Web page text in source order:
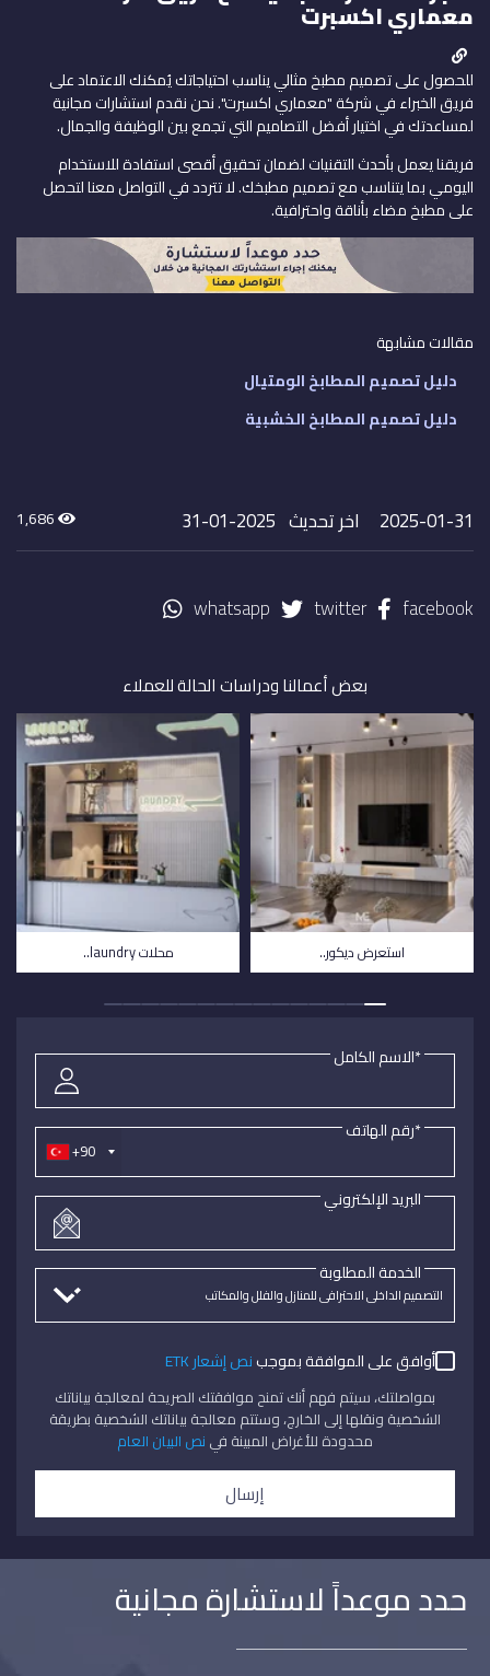
معماري اكسبرت
للحصول على تصميم مطبخ مثالي يناسب احتياجاتك يُمكنك الاعتماد على
فريق الخبراء في شركة "معماري اكسبرت". نحن نقدم استشارات مجانية
لمساعدتك في اختيار أفضل التصاميم التي تجمع بين الوظيفة والجمال.
فريقنا يعمل بأحدث التقنيات لضمان تحقيق أقصى استفادة للاستخدام
اليومي بما يتناسب مع تصميم مطبخك. لا تتردد في التواصل معنا لتحصل
على مطبخ مضاء بأناقة واحترافية.
مقالات مشابهة
دليل تصميم المطابخ الومتيال
دليل تصميم المطابخ الخشبية
2025-01-31 اخر تحديث 2025-01-31
facebook
twitter
whatsapp
*الاسم الكامل
+90
*رقم الهاتف
البريد الإلكتروني
الخدمة المطلوبة
أوافق على الموافقة بموجبنص إشعار ETK
بمواصلتك، سيتم فهم أنك تمنح موافقتك الصريحة لمعالجة بياناتك
الشخصية ونقلها إلى الخارج، وستتم معالجة بياناتك الشخصية بطريقة
محدودة للأغراض المبينة في نص البيان العام
إرسال
بعض أعمالنا ودراسات الحالة للعملاء
استعرض ديكور.. محلات laundry..
حدد موعداً لاستشارة مجانية